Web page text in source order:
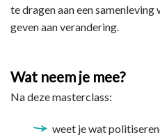
te dragen aan een
geven aan verandering.
Wat neem je mee?
Na deze masterclass:
weet je wat